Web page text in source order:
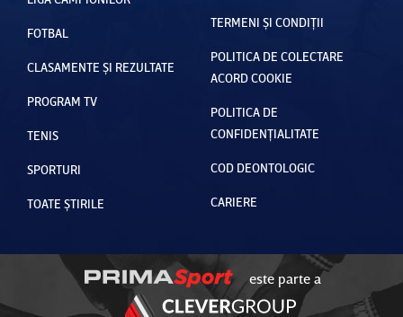
FOTBAL
CLASAMENTE ȘI REZULTATE
PROGRAM TV
TENIS
SPORTURI
TOATE ȘTIRILE
TERMENI ȘI CONDIȚII
POLITICA DE COLECTARE
ACORD COOKIE
POLITICA DE
CONFIDENȚIALITATE
COD DEONTOLOGIC
CARIERE
este parte a